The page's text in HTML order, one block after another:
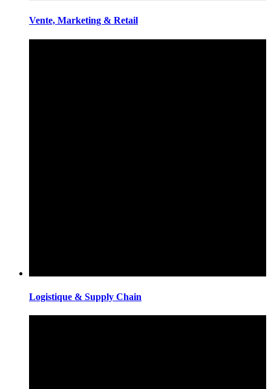
Vente, Marketing & Retail
Logistique & Supply Chain